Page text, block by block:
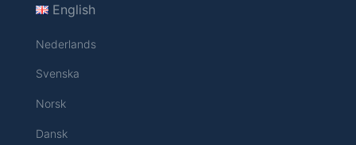
English
Nederlands
Svenska
Norsk
Dansk